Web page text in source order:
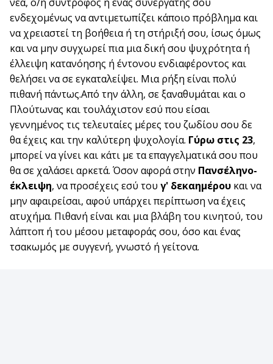
ενδεχομένως να αντιμετωπίζει κάποιο πρόβλημα και
να χρειαστεί τη βοήθεια ή τη στήριξή σου, ίσως όμως
και να μην συγχωρεί πια μια δική σου ψυχρότητα ή
έλλειψη κατανόησης ή έντονου ενδιαφέροντος και
θελήσει να σε εγκαταλείψει. Μια ρήξη είναι πολύ
πιθανή πάντως.Από την άλλη, σε ξαναθυμάται και ο
Πλούτωνας και τουλάχιστον εσύ που είσαι
γεννημένος τις τελευταίες μέρες του ζωδίου σου δε
θα έχεις και την καλύτερη ψυχολογία. Γύρω στις 23,
μπορεί να γίνει και κάτι με τα επαγγελματικά σου που
θα σε χαλάσει αρκετά. Όσον αφορά στην Πανσέληνο-
έκλειψη, να προσέχεις εσύ του γ' δεκαημέρου και να
μην αφαιρείσαι, αφού υπάρχει περίπτωση να έχεις
ατυχήμα. Πιθανή είναι και μια βλάβη του κινητού, του
λάπτοπ ή του μέσου μεταφοράς σου, όσο και ένας
τσακωμός με συγγενή, γνωστό ή γείτονα.